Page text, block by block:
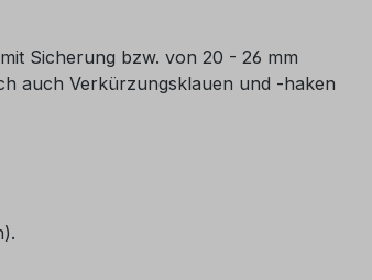
Sicherung bzw. von 20 - 26 mm
auch Verkürzungsklauen und -haken